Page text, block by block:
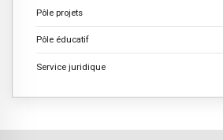
Pôle projets
Pôle éducatif
Service juridique